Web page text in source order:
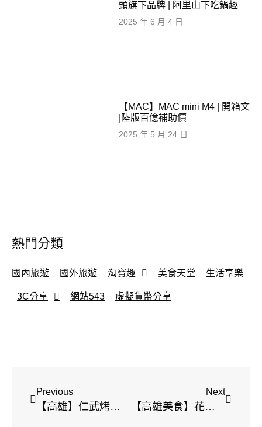
頭旗下品牌 | 阿里山下吃鍋趣
2025 年 6 月 4 日
【MAC】MAC mini M4 | 開箱文
|陸版百億補助價
2025 年 5 月 24 日
熱門分類
國內旅遊 國外旅遊 淘寶趣 美食天堂 生活享樂
3C分享 網站543 虛擬貨幣分享
Previous
【高雄】仁武烤鴨 | 高雄美食 | 排隊美食
Next
【高雄美食】花福韓燒 | 韓國燒烤 | 火烤二吃 | 吃到飽 | 冰淇淋&熟食